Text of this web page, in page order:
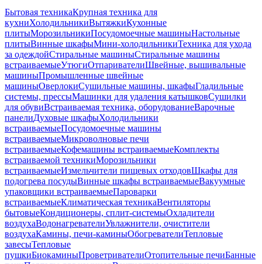
Бытовая техникаКрупная техника для
кухниХолодильникиВытяжкиКухонные
плитыМорозильникиПосудомоечные машиныНастольные
плитыВинные шкафыМини-холодильникиТехника для ухода
за одеждойСтиральные машиныСтиральные машины
встраиваемыеУтюгиОтпаривателиШвейные, вышивальные
машиныПромышленные швейные
машиныОверлокиСушильные машины, шкафыГладильные
системы, прессыМашинки для удаления катышковСушилки
для обувиВстраиваемая техника, оборудованиеВарочные
панелиДуховые шкафыХолодильники
встраиваемыеПосудомоечные машины
встраиваемыеМикроволновые печи
встраиваемыеКофемашины встраиваемыеКомплекты
встраиваемой техникиМорозильники
встраиваемыеИзмельчители пищевых отходовШкафы для
подогрева посудыВинные шкафы встраиваемыеВакуумные
упаковщики встраиваемыеПароварки
встраиваемыеКлиматическая техникаВентиляторы
бытовыеКондиционеры, сплит-системыОхладители
воздухаВодонагревателиУвлажнители, очистители
воздухаКамины, печи-каминыОбогревателиТепловые
завесыТепловые
пушкиБиокаминыПроветривателиОтопительные печиБанные